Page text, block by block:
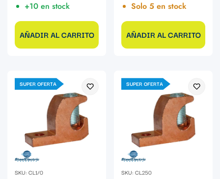
+10 en stock
AÑADIR AL CARRITO
Solo 5 en stock
AÑADIR AL CARRITO
SUPER OFERTA
SKU: CL1/0
SUPER OFERTA
SKU: CL250